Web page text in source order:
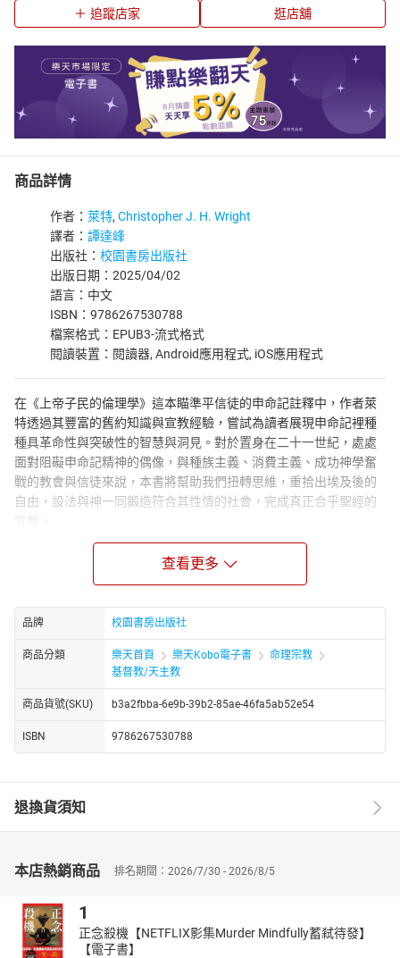
追蹤店家 逛店舖
商品詳情
作者： 萊特, Christopher J. H. Wright
譯者： 譚達峰
出版社： 校園書房出版社
出版日期：2025/04/02
語言：中文
ISBN：9786267530788
檔案格式：EPUB3-流式格式
閱讀裝置：閱讀器, Android應用程式, iOS應用程式
在《上帝子民的倫理學》這本瞄準平信徒的申命記註釋中，作者萊
特透過其豐富的舊約知識與宣教經驗，嘗試為讀者展現申命記裡種
種具革命性與突破性的智慧與洞見。對於置身在二十一世紀，處處
面對阻礙申命記精神的偶像，與種族主義、消費主義、成功神學奮
戰的教會與信徒來說，本書將幫助我們扭轉思維，重拾出埃及後的
自由，設法與神一同鍛造符合其性情的社會，完成真正合乎聖經的
申命記所啟示的神性， 正表現於祂打碎鎖鍊的特質
幾千年前，申命記的作者就已經辨識出法律的制定是為著保護
社會中最弱勢的人。
當古代近東地區其他國家的律法只在意勞工是否盡了義務，申命記
則直言雇主不可欺壓勞工，免得被神定為有罪。
當古代近東地區其他國家的律法規定奴隸必須整年工作，申命記要
求以色列每七天讓奴僕、雇工甚至牲口休息一天。
當古代近東地區其他國家的律法規定偷竊的人要割鼻切耳，申命記
卻規定每三年一次繳納公積金，讓城裡貧困的人有飯可吃。
換言之，申命記的格局與關懷，遠遠超越了同時代的人們，使得這
與四福音、保羅與新約書卷的重要參考文獻。
在《上帝子民的倫理學》這本瞄準平信徒的申命記註釋中，作者萊
處面對阻礙申命記精神的偶像，與種族主義、消費主義、成功神學
的自由，設法與神一同鍛造符合其性情的社會，完成真正合乎聖經
的宣教。
▎作者介紹 ▎
查看更多
品牌 校園書房出版社
商品分類 樂天首頁 樂天Kobo電子書
命理宗教
基督教/天主教
商品貨號(SKU) b3a2fbba-6e9b-39b2-85ae-46fa5ab52e54
ISBN 9786267530788
退換貨須知
本店熱銷商品 排名期間：2026/7/30 - 2026/8/5
1
正念殺機【NETFLIX影集Murder Mindfully蓄弒待發】
【電子書】